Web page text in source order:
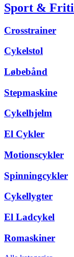
Sport &
Crosstrainer
Cykelstol
Løbebånd
Stepmaskine
Cykelhjelm
El Cykler
Motionscykler
Spinningcykler
Cykellygter
El Ladcykel
Romaskiner